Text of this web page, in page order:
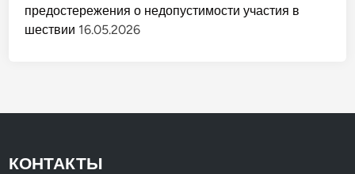
предостережения о недопустимости участия в
шествии 16.05.2026
КОНТАКТЫ